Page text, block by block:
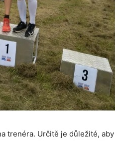
trenéra. Určitě je důležité, aby